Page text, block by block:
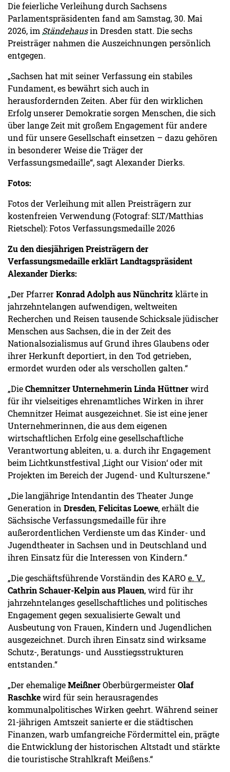
Die feierliche Verleihung durch Sachsens
Parlamentspräsidenten fand am Samstag, 30. Mai
2026, im Ständehausin Dresden statt. Die sechs
Preisträger nahmen die Auszeichnungen persönlich
entgegen.
„Sachsen hat mit seiner Verfassung ein stabiles
Fundament, es bewährt sich auch in
herausfordernden Zeiten. Aber für den wirklichen
Erfolg unserer Demokratie sorgen Menschen, die sich
über lange Zeit mit großem Engagement für andere
und für unsere Gesellschaft einsetzen – dazu gehören
in besonderer Weise die Träger der
Verfassungsmedaille“, sagt Alexander Dierks.
Fotos:
Fotos der Verleihung mit allen Preisträgern zur
kostenfreien Verwendung (Fotograf: SLT/Matthias
Rietschel): Fotos Verfassungsmedaille 2026
Zu den diesjährigen Preisträgern der
Verfassungsmedaille erklärt Landtagspräsident
Alexander Dierks:
„Der PfarrerKonrad Adolph aus Nünchritz klärte in
jahrzehntelangen aufwendigen, weltweiten
Recherchen und Reisen tausende Schicksale jüdischer
Menschen aus Sachsen, die in der Zeit des
Nationalsozialismus auf Grund ihres Glaubens oder
ihrer Herkunft deportiert, in den Tod getrieben,
ermordet wurden oder als verschollen galten.“
„DieChemnitzer Unternehmerin Linda Hüttnerwird
für ihr vielseitiges ehrenamtliches Wirken in ihrer
Chemnitzer Heimat ausgezeichnet. Sie ist eine jener
Unternehmerinnen, die aus dem eigenen
wirtschaftlichen Erfolg eine gesellschaftliche
Verantwortung ableiten, u. a. durch ihr Engagement
beim Lichtkunstfestival ‚Light our Vision‘ oder mit
Projekten im Bereich der Jugend- und Kulturszene.“
„Die langjährige Intendantin des Theater Junge
Generation in Dresden,Felicitas Loewe, erhält die
Sächsische Verfassungsmedaille für ihre
außerordentlichen Verdienste um das Kinder- und
Jugendtheater in Sachsen und in Deutschland und
ihren Einsatz für die Interessen von Kindern.“
„Die geschäftsführende Vorständin des KARO e. V.,
Cathrin Schauer-Kelpin aus Plauen, wird für ihr
jahrzehntelanges gesellschaftliches und politisches
Engagement gegen sexualisierte Gewalt und
Ausbeutung von Frauen, Kindern und Jugendlichen
ausgezeichnet. Durch ihren Einsatz sind wirksame
Schutz-, Beratungs- und Ausstiegsstrukturen
entstanden.“
„Der ehemaligeMeißnerOberbürgermeisterOlaf
Raschkewird für sein herausragendes
kommunalpolitisches Wirken geehrt. Während seiner
21-jährigen Amtszeit sanierte er die städtischen
Finanzen, warb umfangreiche Fördermittel ein, prägte
die Entwicklung der historischen Altstadt und stärkte
die touristische Strahlkraft Meißens.“